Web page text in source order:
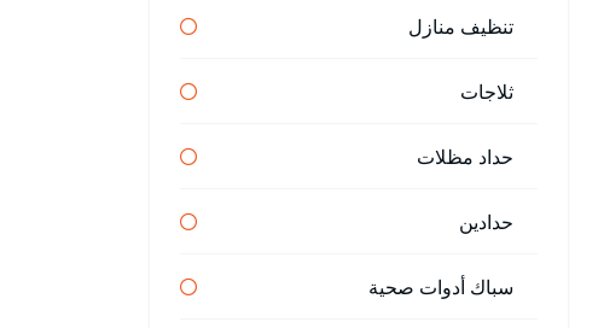
تنظيف منازل
ثلاجات
حداد مظلات
حدادين
سباك أدوات صحية